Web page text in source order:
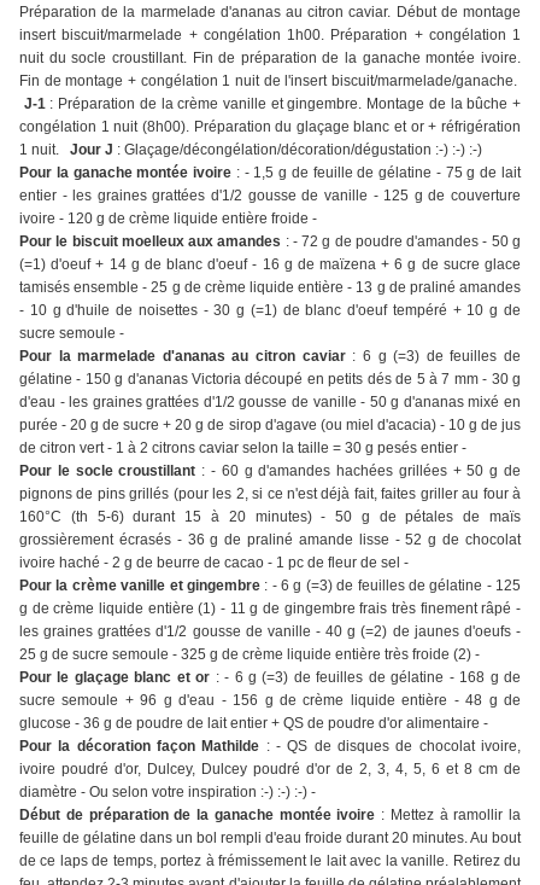
Préparation de la marmelade d'ananas au citron caviar. Début de montage
insert biscuit/marmelade + congélation 1h00. Préparation + congélation 1
nuit du socle croustillant. Fin de préparation de la ganache montée ivoire.
Fin de montage + congélation 1 nuit de l'insert biscuit/marmelade/ganache.
J-1: Préparation de la crème vanille et gingembre. Montage de la bûche +
congélation 1 nuit (8h00). Préparation du glaçage blanc et or + réfrigération
1 nuit. Jour J : Glaçage/décongélation/décoration/dégustation :-) :-) :-)
Pour la ganache montée ivoire : - 1,5 g de feuille de gélatine - 75 g de lait
entier - les graines grattées d'1/2 gousse de vanille - 125 g de couverture
ivoire - 120 g de crème liquide entière froide -
Pour le biscuit moelleux aux amandes : - 72 g de poudre d'amandes - 50 g
(=1) d'oeuf + 14 g de blanc d'oeuf - 16 g de maïzena + 6 g de sucre glace
tamisés ensemble - 25 g de crème liquide entière - 13 g de praliné amandes
- 10 g d'huile de noisettes - 30 g (=1) de blanc d'oeuf tempéré + 10 g de
sucre semoule -
Pour la marmelade d'ananas au citron caviar: 6 g (=3) de feuilles de
gélatine - 150 g d'ananas Victoria découpé en petits dés de 5 à 7 mm - 30 g
d'eau - les graines grattées d'1/2 gousse de vanille - 50 g d'ananas mixé en
purée - 20 g de sucre + 20 g de sirop d'agave (ou miel d'acacia) - 10 g de jus
de citron vert - 1 à 2 citrons caviar selon la taille = 30 g pesés entier -
Pour le socle croustillant : - 60 g d'amandes hachées grillées + 50 g de
pignons de pins grillés (pour les 2, si ce n'est déjà fait, faites griller au four à
160°C (th 5-6) durant 15 à 20 minutes) - 50 g de pétales de maïs
grossièrement écrasés - 36 g de praliné amande lisse - 52 g de chocolat
ivoire haché - 2 g de beurre de cacao - 1 pc de fleur de sel -
Pour la crème vanille et gingembre: - 6 g (=3) de feuilles de gélatine - 125
g de crème liquide entière (1) - 11 g de gingembre frais très finement râpé -
les graines grattées d'1/2 gousse de vanille - 40 g (=2) de jaunes d'oeufs -
25 g de sucre semoule - 325 g de crème liquide entière très froide (2) -
Pour le glaçage blanc et or : - 6 g (=3) de feuilles de gélatine - 168 g de
sucre semoule + 96 g d'eau - 156 g de crème liquide entière - 48 g de
glucose - 36 g de poudre de lait entier + QS de poudre d'or alimentaire -
Pour la décoration façon Mathilde : - QS de disques de chocolat ivoire,
ivoire poudré d'or, Dulcey, Dulcey poudré d'or de 2, 3, 4, 5, 6 et 8 cm de
diamètre - Ou selon votre inspiration :-) :-) :-) -
Début de préparation de la ganache montée ivoire : Mettez à ramollir la
feuille de gélatine dans un bol rempli d'eau froide durant 20 minutes. Au bout
de ce laps de temps, portez à frémissement le lait avec la vanille. Retirez du